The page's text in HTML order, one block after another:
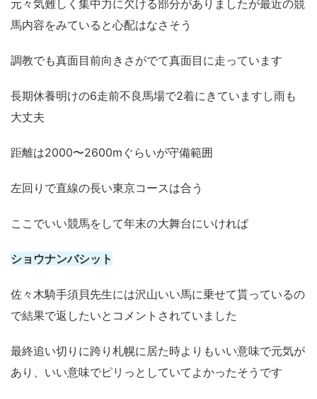
元々気難しく集中力に欠ける部分がありましたが最近の競
馬内容をみていると心配はなさそう
調教でも真面目前向きさがでて真面目に走っています
長期休養明けの6走前不良馬場で2着にきていますし雨も
大丈夫
距離は2000〜2600mぐらいが守備範囲
左回りで直線の長い東京コースは合う
ここでいい競馬をして年末の大舞台にいければ
ショウナンバシット
佐々木騎手須貝先生には沢山いい馬に乗せて貰っているの
で結果で返したいとコメントされていました
最終追い切りに跨り札幌に居た時よりもいい意味で元気が
あり、いい意味でピリっとしていてよかったそうです